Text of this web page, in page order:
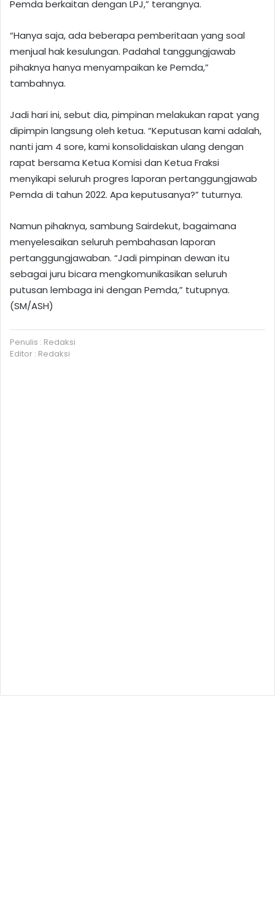
Pemda berkaitan dengan LPJ,” terangnya.
“Hanya saja, ada beberapa pemberitaan yang soal
menjual hak kesulungan. Padahal tanggungjawab
pihaknya hanya menyampaikan ke Pemda,”
tambahnya.
Jadi hari ini, sebut dia, pimpinan melakukan rapat yang
dipimpin langsung oleh ketua. “Keputusan kami adalah,
nanti jam 4 sore, kami konsolidaiskan ulang dengan
rapat bersama Ketua Komisi dan Ketua Fraksi
menyikapi seluruh progres laporan pertanggungjawab
Pemda di tahun 2022. Apa keputusanya?” tuturnya.
Namun pihaknya, sambung Sairdekut, bagaimana
menyelesaikan seluruh pembahasan laporan
pertanggungjawaban. “Jadi pimpinan dewan itu
sebagai juru bicara mengkomunikasikan seluruh
putusan lembaga ini dengan Pemda,” tutupnya.
(SM/ASH)
Penulis : Redaksi
Editor : Redaksi